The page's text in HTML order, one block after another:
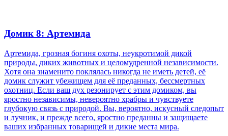
Домик 8: Артемида
Артемида, грозная богиня охоты, неукротимой дикой
природы, диких животных и целомудренной независимости.
Хотя она знаменито поклялась никогда не иметь детей, её
домик служит убежищем для её преданных, бессмертных
охотниц. Если ваш дух резонирует с этим домиком, вы
яростно независимы, невероятно храбры и чувствуете
глубокую связь с природой. Вы, вероятно, искусный следопыт
и лучник, и прежде всего, яростно преданны и защищаете
ваших избранных товарищей и дикие места мира.